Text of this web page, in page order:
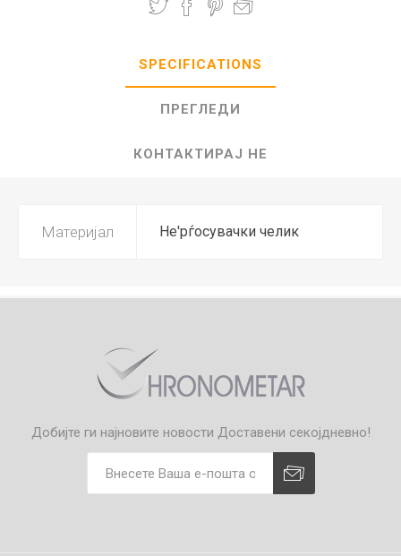
SPECIFICATIONS
ПРЕГЛЕДИ
КОНТАКТИРАЈ НЕ
Материјал Не'рѓосувачки челик
Добијте ги најновите новости Доставени секојдневно!